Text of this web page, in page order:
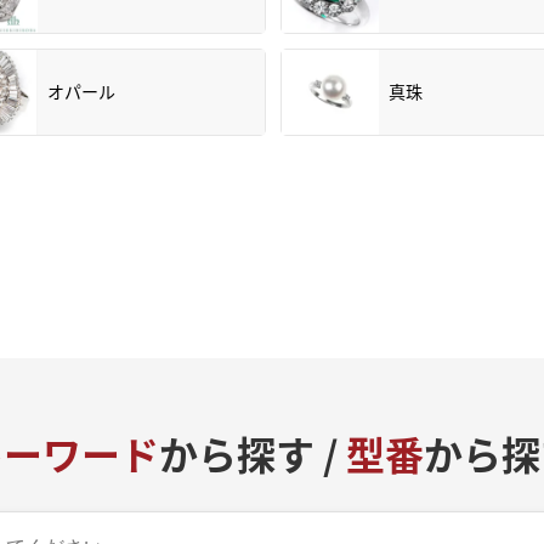
オパール 真珠
ワードから探す /型番から